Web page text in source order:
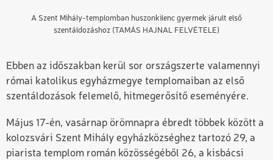
A Szent Mihály-templomban huszonkilenc gyermek járult első
szentáldozáshoz (TAMÁS HAJNAL FELVÉTELE)
Ebben az időszakban kerül sor országszerte valamennyi
római katolikus egyházmegye templomaiban az első
szentáldozások felemelő, hitmegerősítő eseményére.
Május 17-én, vasárnap örömnapra ébredt többek között a
kolozsvári Szent Mihály egyházközséghez tartozó 29, a
piarista templom román közösségéből 26, a kisbácsi